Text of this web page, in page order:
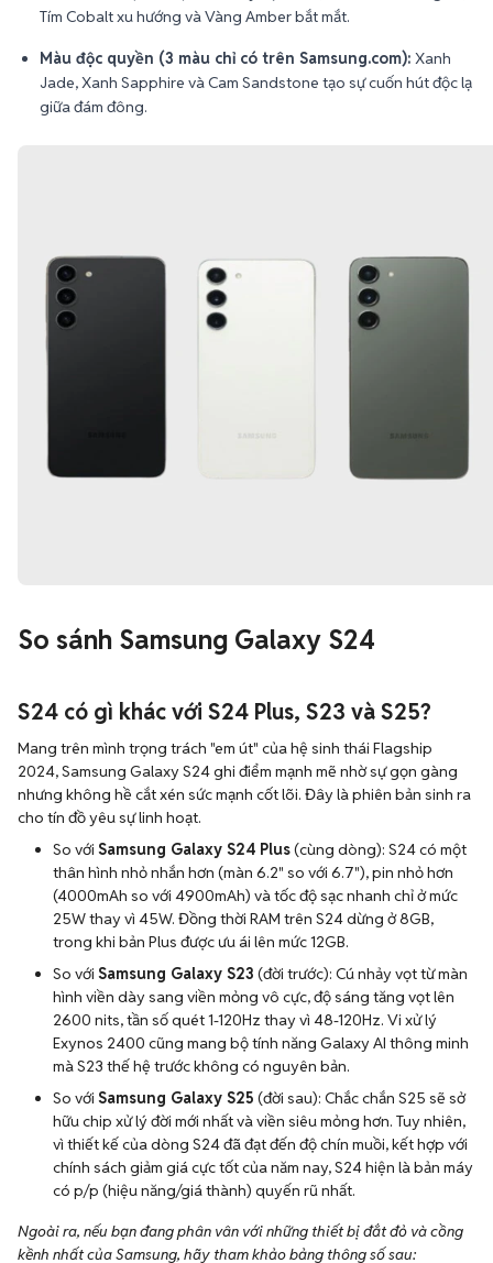
Tím Cobalt xu hướng và Vàng Amber bắt mắt.
Màu độc quyền (3 màu chỉ có trên Samsung.com): Xanh
Jade, Xanh Sapphire và Cam Sandstone tạo sự cuốn hút độc lạ
giữa đám đông.
So sánh Samsung Galaxy S24
S24 có gì khác với S24 Plus, S23 và S25?
Mang trên mình trọng trách "em út" của hệ sinh thái Flagship
2024, Samsung Galaxy S24 ghi điểm mạnh mẽ nhờ sự gọn gàng
nhưng không hề cắt xén sức mạnh cốt lõi. Đây là phiên bản sinh ra
cho tín đồ yêu sự linh hoạt.
So với Samsung Galaxy S24 Plus(cùng dòng): S24 có một
thân hình nhỏ nhắn hơn (màn 6.2" so với 6.7"), pin nhỏ hơn
(4000mAh so với 4900mAh) và tốc độ sạc nhanh chỉ ở mức
25W thay vì 45W. Đồng thời RAM trên S24 dừng ở 8GB,
trong khi bản Plus được ưu ái lên mức 12GB.
So với Samsung Galaxy S23 (đời trước): Cú nhảy vọt từ màn
hình viền dày sang viền mỏng vô cực, độ sáng tăng vọt lên
2600 nits, tần số quét 1-120Hz thay vì 48-120Hz. Vi xử lý
Exynos 2400 cũng mang bộ tính năng Galaxy AI thông minh
mà S23 thế hệ trước không có nguyên bản.
So với Samsung Galaxy S25 (đời sau): Chắc chắn S25 sẽ sở
hữu chip xử lý đời mới nhất và viền siêu mỏng hơn. Tuy nhiên,
vì thiết kế của dòng S24 đã đạt đến độ chín muồi, kết hợp với
chính sách giảm giá cực tốt của năm nay, S24 hiện là bản máy
có p/p (hiệu năng/giá thành) quyến rũ nhất.
Ngoài ra, nếu bạn đang phân vân với những thiết bị đắt đỏ và cồng
kềnh nhất của Samsung, hãy tham khảo bảng thông số sau: